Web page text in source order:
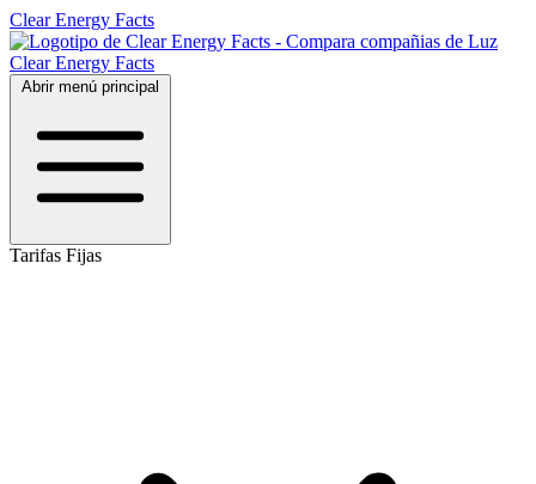
Clear Energy Facts
Clear Energy Facts
Abrir menú principal
Tarifas Fijas